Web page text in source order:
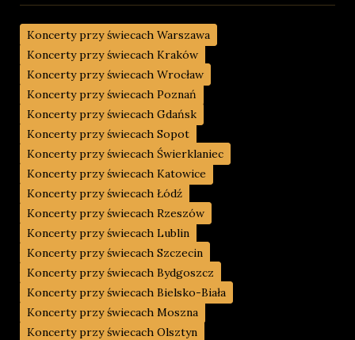
Koncerty przy świecach Warszawa
Koncerty przy świecach Kraków
Koncerty przy świecach Wrocław
Koncerty przy świecach Poznań
Koncerty przy świecach Gdańsk
Koncerty przy świecach Sopot
Koncerty przy świecach Świerklaniec
Koncerty przy świecach Katowice
Koncerty przy świecach Łódź
Koncerty przy świecach Rzeszów
Koncerty przy świecach Lublin
Koncerty przy świecach Szczecin
Koncerty przy świecach Bydgoszcz
Koncerty przy świecach Bielsko-Biała
Koncerty przy świecach Moszna
Koncerty przy świecach Olsztyn